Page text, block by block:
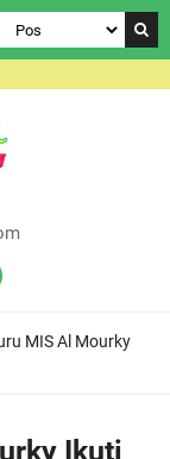
MIS Al Mourky
Ikuti